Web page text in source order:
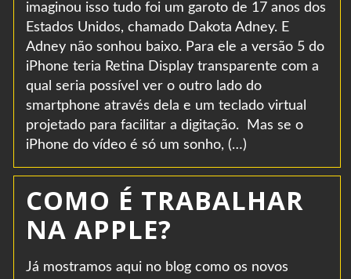
imaginou isso tudo foi um garoto de 17 anos dos
Estados Unidos, chamado Dakota Adney. E
Adney não sonhou baixo. Para ele a versão 5 do
iPhone teria Retina Display transparente com a
qual seria possível ver o outro lado do
smartphone através dela e um teclado virtual
projetado para facilitar a digitação. Mas se o
iPhone do vídeo é só um sonho, (…)
COMO É TRABALHAR
NA APPLE?
Já mostramos aqui no blog como os novos